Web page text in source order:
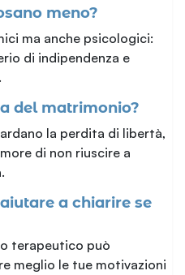
meno?
ma anche psicologici:
di indipendenza e
del matrimonio?
la perdita di libertà,
di non riuscire a
a chiarire se
terapeutico può
meglio le tue motivazioni